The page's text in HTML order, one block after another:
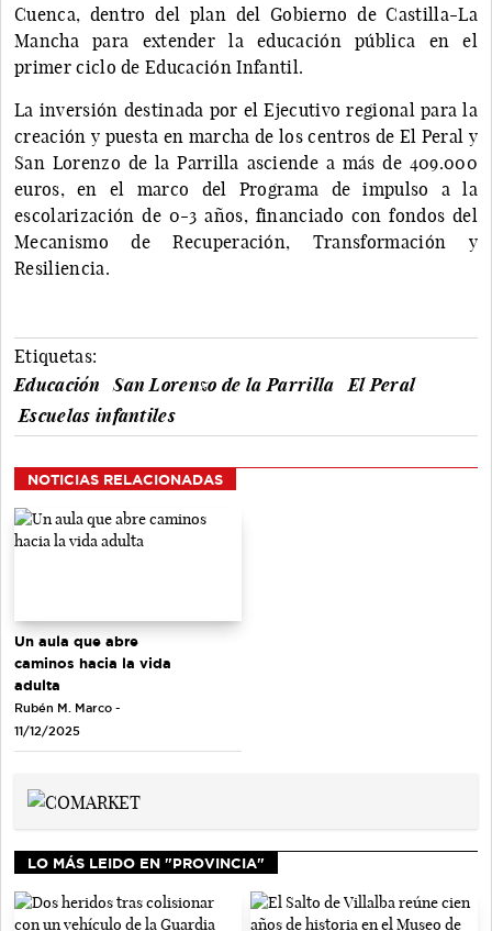
Cuenca, dentro del plan del Gobierno de Castilla-La
Mancha para extender la educación pública en el
primer ciclo de Educación Infantil.
La inversión destinada por el Ejecutivo regional para la
creación y puesta en marcha de los centros de El Peral y
San Lorenzo de la Parrilla asciende a más de 409.000
euros, en el marco del Programa de impulso a la
escolarización de 0-3 años, financiado con fondos del
Mecanismo de Recuperación, Transformación y
Resiliencia.
Etiquetas:
Educación
San Lorenzo de la Parrilla
El Peral
Escuelas infantiles
NOTICIAS RELACIONADAS
Un aula que abre
caminos hacia la vida
adulta
Rubén M. Marco -
11/12/2025
LO MÁS LEIDO EN "PROVINCIA"